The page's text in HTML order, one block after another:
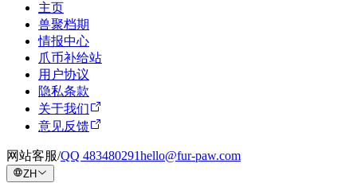
主页
兽聚档期
情报中心
爪币补给站
用户协议
隐私条款
关于我们
意见反馈
网站客服/QQ 483480291hello@fur-paw.com
ZH